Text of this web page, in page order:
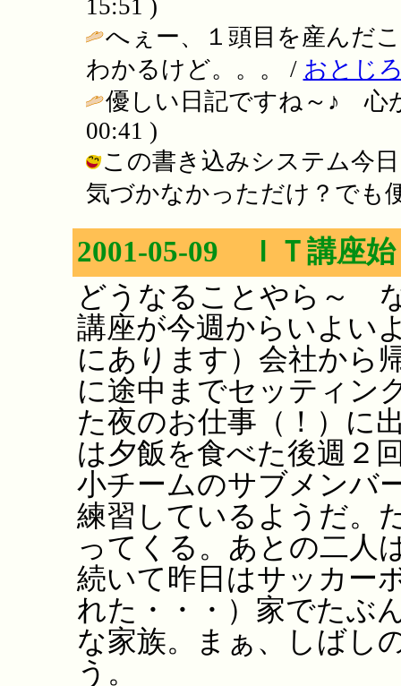
15:51 )
へぇー、１頭目を産んだ
わかるけど。。。 / おとじ
優しい日記ですね～♪ 心
00:41 )
この書き込みシステム今
気づかなかっただけ？でも
2001-05-09 ＩＴ講座
どうなることやら～
講座が今週からいよい
にあります）会社から
に途中までセッティン
た夜のお仕事（！）に
は夕飯を食べた後週２
小チームのサブメンバ
練習しているようだ。
ってくる。あとの二人
続いて昨日はサッカー
れた・・・）家でたぶ
な家族。まぁ、しばし
う。